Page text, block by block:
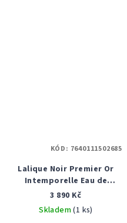
Lalique Noir Premier Or
Intemporelle Eau de
Parfum 100ml parfémovaná
voda unisex TESTER
3 890 Kč
Skladem(1 ks)
KÓD: 7640111502685